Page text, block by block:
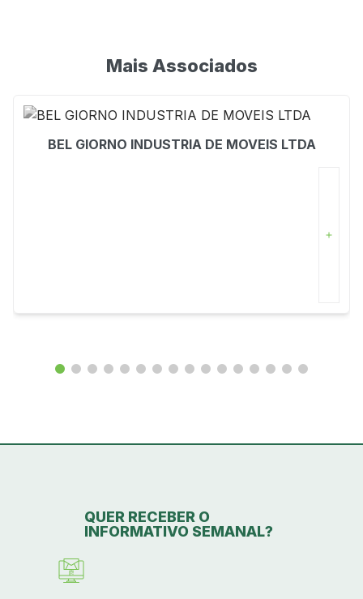
Mais Associados
BEL GIORNO INDUSTRIA DE MOVEIS LTDA
QUER RECEBER O
INFORMATIVO SEMANAL?